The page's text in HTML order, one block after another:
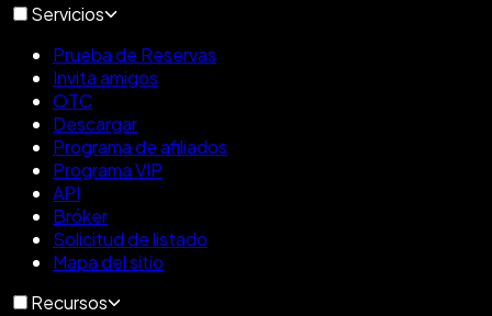
Servicios
Prueba de Reservas
Invita amigos
OTC
Descargar
Programa de afiliados
Programa VIP
API
Bróker
Solicitud de listado
Mapa del sitio
Recursos